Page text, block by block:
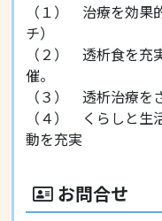
（１） 治療を効果
チ）
（２） 透析食を充
催。
（３） 透析治療を
（４） くらしと生
動を充実
お問合せ